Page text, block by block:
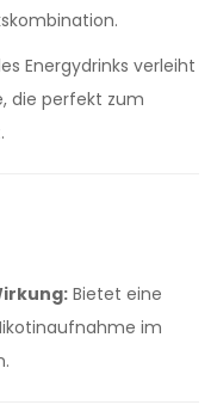
Energydrinks verleiht
die perfekt zum
Bietet eine
im